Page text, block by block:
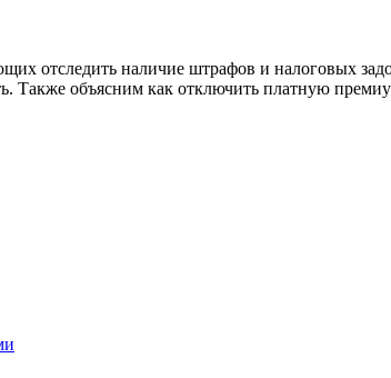
отследить наличие штрафов и налоговых
Также объясним как отключить платную